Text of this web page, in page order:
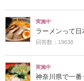
実施中
ラーメンって日
回答数：19638
実施中
神奈川県で一番